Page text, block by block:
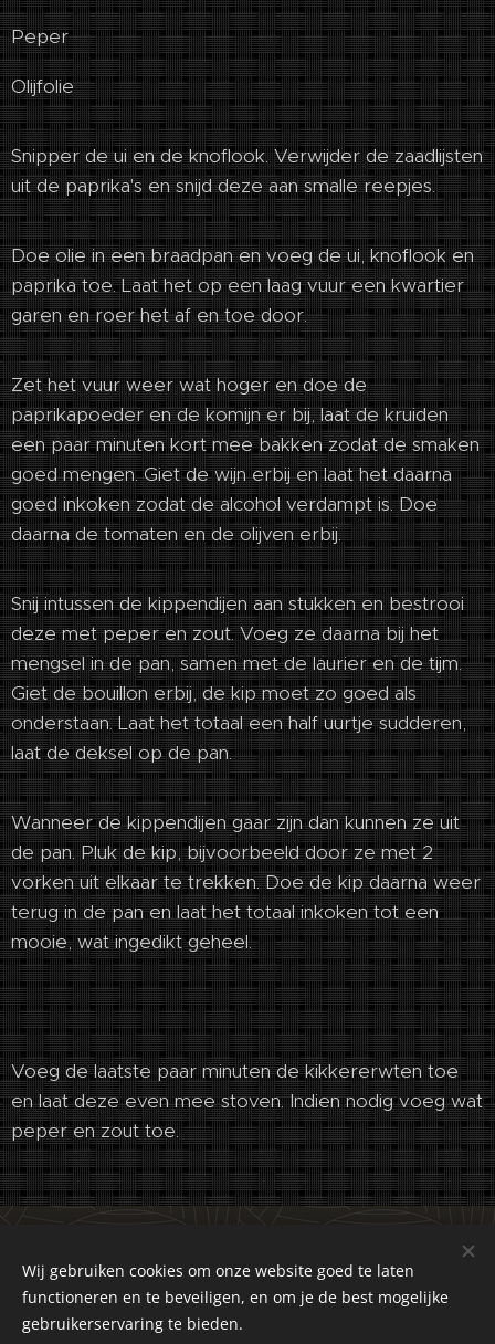
Peper
Olijfolie
Snipper de ui en de knoflook. Verwijder de zaadlijsten
uit de paprika's en snijd deze aan smalle reepjes.
Doe olie in een braadpan en voeg de ui, knoflook en
paprika toe. Laat het op een laag vuur een kwartier
garen en roer het af en toe door.
Zet het vuur weer wat hoger en doe de
paprikapoeder en de komijn er bij, laat de kruiden
een paar minuten kort mee bakken zodat de smaken
goed mengen. Giet de wijn erbij en laat het daarna
goed inkoken zodat de alcohol verdampt is. Doe
daarna de tomaten en de olijven erbij.
Snij intussen de kippendijen aan stukken en bestrooi
deze met peper en zout. Voeg ze daarna bij het
mengsel in de pan, samen met de laurier en de tijm.
Giet de bouillon erbij, de kip moet zo goed als
onderstaan. Laat het totaal een half uurtje sudderen,
laat de deksel op de pan.
Wanneer de kippendijen gaar zijn dan kunnen ze uit
de pan. Pluk de kip, bijvoorbeeld door ze met 2
vorken uit elkaar te trekken. Doe de kip daarna weer
terug in de pan en laat het totaal inkoken tot een
mooie, wat ingedikt geheel.
Voeg de laatste paar minuten de kikkererwten toe
en laat deze even mee stoven. Indien nodig voeg wat
peper en zout toe.
©2018-2026 Kuiranto Culinary Creations. Oosseldstraat 8,
Doetinchem, 7004 DM. Alle rechten voorbehouden.
Cookies
Wij gebruiken cookies om onze website goed te laten
functioneren en te beveiligen, en om je de best mogelijke
gebruikerservaring te bieden.